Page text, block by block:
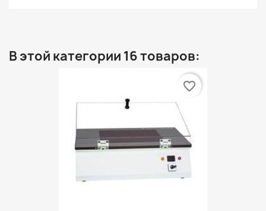
В этой категории 16 товаров:
favorite_border